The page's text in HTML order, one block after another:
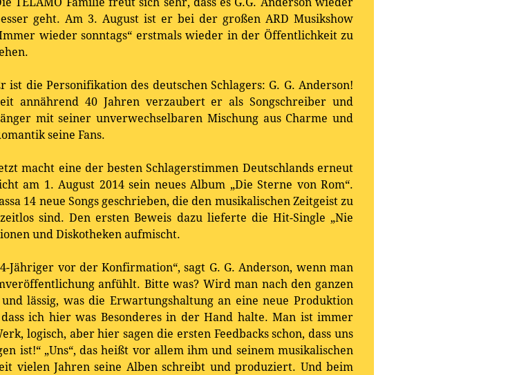
TELAMO Familie freut sich sehr, dass es G.G. Anderson wieder
geht. Am 3. August ist er bei der großen ARD Musikshow
wieder sonntags“ erstmals wieder in der Öffentlichkeit zu
ist die Personifikation des deutschen Schlagers: G. G. Anderson!
annährend 40 Jahren verzaubert er als Songschreiber und
mit seiner unverwechselbaren Mischung aus Charme und
seine Fans.
macht eine der besten Schlagerstimmen Deutschlands erneut
am 1. August 2014 sein neues Album „Die Sterne von Rom“.
14 neue Songs geschrieben, die den musikalischen Zeitgeist zu
sind. Den ersten Beweis dazu lieferte die Hit-Single „Nie
und Diskotheken aufmischt.
Jähriger vor der Konfirmation“, sagt G. G. Anderson, wenn man
anfühlt. Bitte was? Wird man nach den ganzen
lässig, was die Erwartungshaltung an eine neue Produktion
ich hier was Besonderes in der Hand halte. Man ist immer
logisch, aber hier sagen die ersten Feedbacks schon, dass uns
ist!“ „Uns“, das heißt vor allem ihm und seinem musikalischen
vielen Jahren seine Alben schreibt und produziert. Und beim